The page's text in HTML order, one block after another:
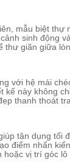
mẫu biệt thự
sinh động
giãn giữa
với hệ mái
kế này không
thanh thoát
tận dụng tối
điểm nhấn
vị trí góc lô